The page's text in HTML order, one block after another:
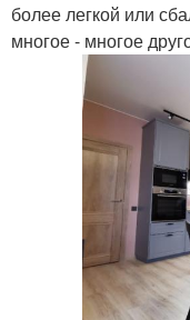
более легкой или
многое - многое